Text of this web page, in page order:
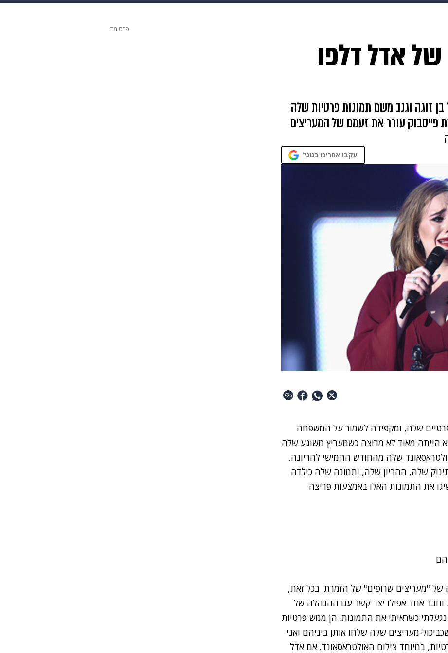
תשעה חודשים מתכונים פרויקטים מיוחדיםשל אדל דלפו
זוגה וגנב משם תמונות פרטיות שלה
עורר את זעמם של המעריצים
עקבו אחרינו בגוגל
שלה, ומקפידה לשמור על המשפחה
הייתה מאוד לא מרוצה כשמעריץ משוגע שלה
שלה מהחודש החמישי להריונה.
שלה, ההריון שלה, ותמונה שלה כילדה
את התמונות האלו באמצעות פריצה
של "מעריצים שרופים" של הזמרת. בכל זאת,
וחבר אחד אפילו יצר קשר עם ההנהלה של
כשראיתי את התמונות. הן ממש פרטיות
מעריצים שלה שלחו אותן ביניהם ואני
במיוחד צילום האולטראסאונד. אם אדל
פרסומת